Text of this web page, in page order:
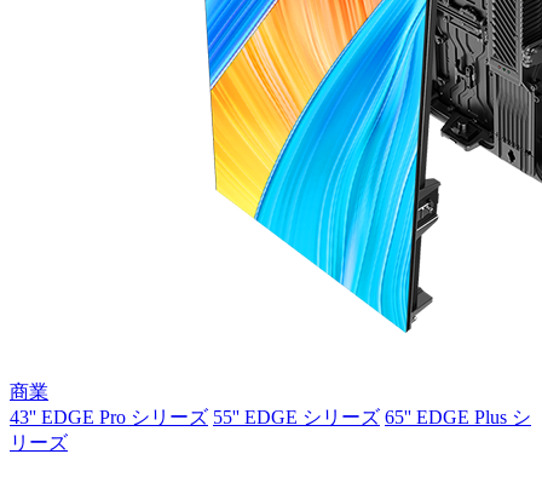
商業
43'' EDGE Pro シリーズ 55'' EDGE シリーズ 65'' EDGE Plus シ
リーズ